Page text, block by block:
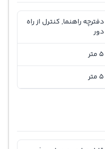
دفترچه راهنما, کنترل از راه
دور
5 متر
5 متر